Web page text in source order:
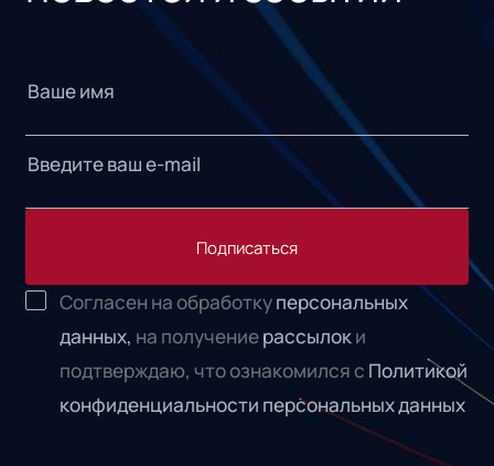
Подписаться
Согласен на обработкуперсональных
данных, на получениерассылоки
подтверждаю, что ознакомился с Политикой
конфиденциальности персональных данных